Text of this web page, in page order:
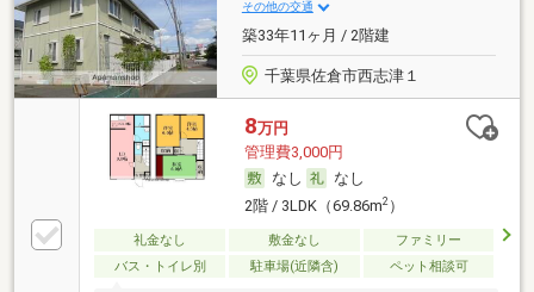
その他の交通
築33年11ヶ月 / 2階建
千葉県佐倉市西志津１
8万円
管理費3,000円
なし
なし
2階 / 3LDK（69.86m2）
礼金なし 敷金なし
ファミリー
バス・トイレ別
駐車場(近隣含) ペット相談可